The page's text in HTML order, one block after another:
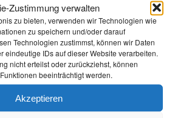
Zustimmung verwalten
zu bieten, verwenden wir Technologien wie
zu speichern und/oder darauf
Technologien zustimmst, können wir Daten
eindeutige IDs auf dieser Website verarbeiten.
nicht erteilst oder zurückziehst, können
beeinträchtigt werden.
Akzeptieren
(43)
(17)
(65)
(107)
Dialog(35)
(98)